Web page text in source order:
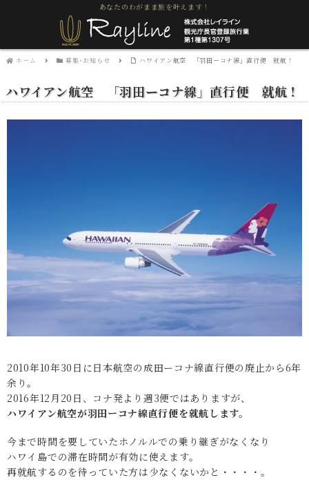
あなたのわがまま旅を叶えます！
ホーム 募集･お知らせ ハワイアン航空 「羽田ーコナ線」直行便 就航！
ハワイアン航空 「羽田ーコナ線」直行便 就航！
2010年10年30日に日本航空の成田ーコナ線直行便の廃止から6年
余り。
2016年12月20日、コナ発より週3便ではありますが、
ハワイアン航空が羽田ーコナ線直行便を就航します。
今まで時間を要していたホノルルでの乗り継ぎがなくなり
ハワイ島での滞在時間が有効に使えます。
再就航するのを待っていた方は少なくないかと・・・・。